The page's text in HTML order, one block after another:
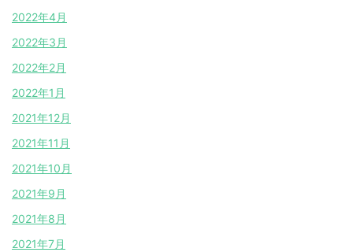
2022年4月
2022年3月
2022年2月
2022年1月
2021年12月
2021年11月
2021年10月
2021年9月
2021年8月
2021年7月